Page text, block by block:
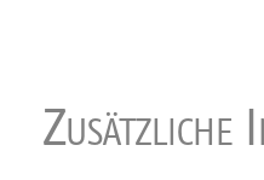
Zusätzliche